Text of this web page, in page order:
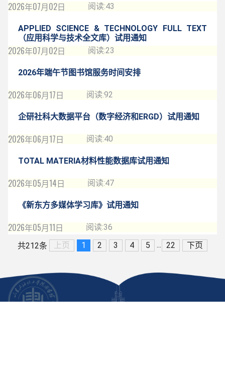
2026年07月02日 阅读:43
APPLIED SCIENCE & TECHNOLOGY FULL TEXT
（应用科学与技术全文库）试用通知
2026年07月02日 阅读:23
2026年端午节图书馆服务时间安排
2026年06月17日 阅读:92
企研社科大数据平台（数字经济和ERGD）试用通知
2026年06月17日 阅读:40
TOTAL MATERIA材料性能数据库试用通知
2026年05月14日 阅读:47
《新东方多媒体学习库》试用通知
2026年05月11日 阅读:36
共212条
上页 1 2 3 4 5 ... 22 下页